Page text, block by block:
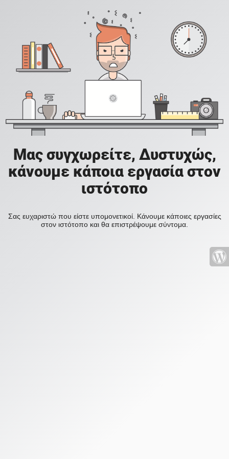
Μας συγχωρείτε, Δυστυχώς,
κάνουμε κάποια εργασία στον
ιστότοπο
Σας ευχαριστώ που είστε υπομονετικοί. Κάνουμε κάποιες εργασίες
στον ιστότοπο και θα επιστρέψουμε σύντομα.